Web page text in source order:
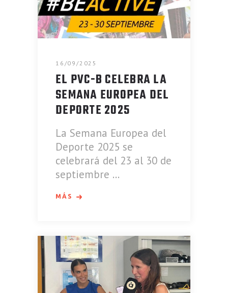
16/09/2025
EL PVC-B CELEBRA LA
SEMANA EUROPEA DEL
DEPORTE 2025
La Semana Europea del
Deporte 2025 se
celebrará del 23 al 30 de
septiembre
MÁS